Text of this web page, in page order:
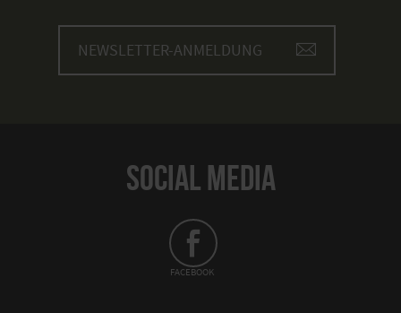
NEWSLETTER-ANMELDUNG
SOCIAL MEDIA
FACEBOOK